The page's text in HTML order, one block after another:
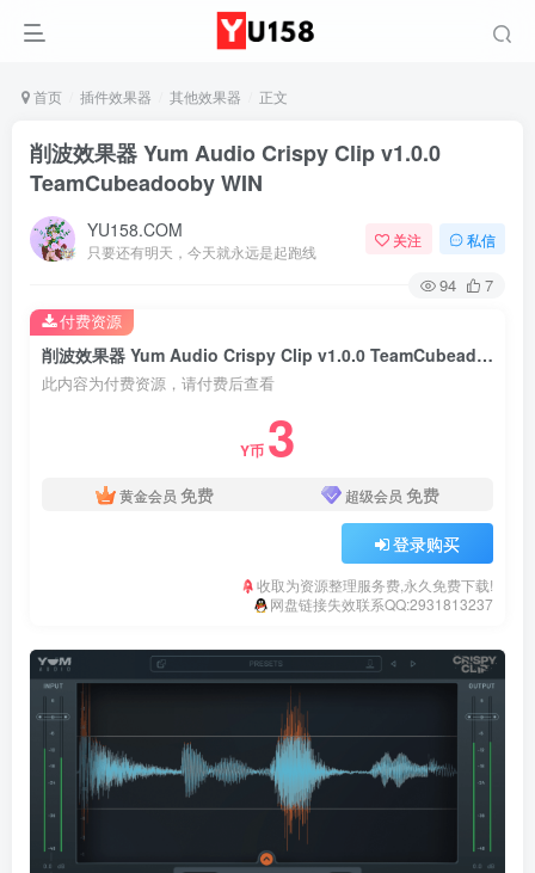
首页 插件效果器 其他效果器 正文
削波效果器 Yum Audio Crispy Clip v1.0.0
TeamCubeadooby WIN
YU158.COM
只要还有明天，今天就永远是起跑线
关注 私信
94 7
削波效果器 Yum Audio Crispy Clip v1.0.0 TeamCubeadooby WIN
此内容为付费资源，请付费后查看
Y币 3
黄金会员 免费 超级会员 免费
登录购买
收取为资源整理服务费,永久免费下载!
网盘链接失效联系QQ:2931813237
付费资源